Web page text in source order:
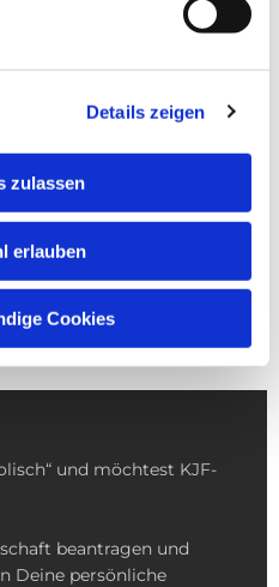
Details zeigen
zulassen
erlauben
Cookies
und möchtest KJF-
beantragen und
Deine persönliche